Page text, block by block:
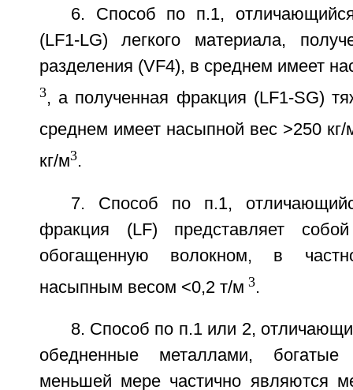
6. Способ по п.1,
(LF1-LG) легкого материала,
разделения (VF4), в среднем имеет
3, а полученная фракция (LF1-SG)
среднем имеет насыпной вес >250 кг/
кг/м3.
7. Способ по п.1,
фракция (LF) представляет
обогащенную волокном, в
насыпным весом <0,2 т/м 3.
8. Способ по п.1 или 2,
обедненные металлами,
меньшей мере частично являются